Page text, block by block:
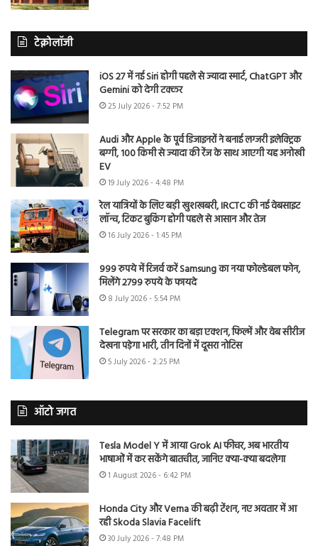
टेक्नोलॉजी
iOS 27 में नई Siri होगी पहले से ज्यादा स्मार्ट, ChatGPT और
Gemini को देगी टक्कर
25 July 2026 - 7:52 PM
Audi और Apple के पूर्व डिजाइनरों ने बनाई लग्जरी इलेक्ट्रिक
बग्गी, 100 किमी से ज्यादा की रेंज के साथ आएगी यह अनोखी
EV
19 July 2026 - 4:48 PM
रेल यात्रियों के लिए बड़ी खुशखबरी, IRCTC की नई वेबसाइट
लॉन्च, टिकट बुकिंग होगी पहले से आसान और तेज
16 July 2026 - 1:45 PM
999 रुपये में रिजर्व करें Samsung का नया फोल्डेबल फोन,
मिलेंगे 2799 रुपये के फायदे
8 July 2026 - 5:54 PM
Telegram पर सरकार का बड़ा एक्शन, फिल्में और वेब सीरीज
देखना पड़ेगा भारी, तीन दिनों में दूसरा नोटिस
5 July 2026 - 2:25 PM
ऑटो जगत
Tesla Model Y में आया Grok AI फीचर, अब भारतीय
भाषाओं में कर सकेंगे बातचीत, जानिए क्या-क्या बदलेगा
1 August 2026 - 6:42 PM
Honda City और Verna की बढ़ी टेंशन, नए अवतार में आ
रही Skoda Slavia Facelift
30 July 2026 - 7:48 PM